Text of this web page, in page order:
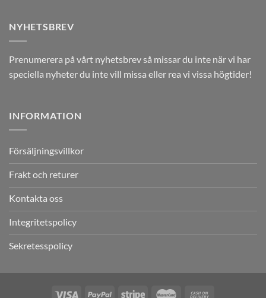
NYHETSBREV
Prenumerera på vårt nyhetsbrev så missar du inte när vi har
speciella nyheter du inte vill missa eller rea vi vissa högtider!
INFORMATION
Försäljningsvillkor
Frakt och returer
Kontakta oss
Integritetspolicy
Sekretesspolicy